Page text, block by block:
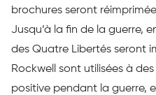
brochures seront
Jusqu’à la fin de la guerre,
des Quatre Libertés seront
Rockwell sont utilisées à
positive pendant la guerre,